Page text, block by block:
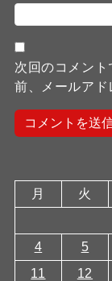
次回のコメン
前、メールアド
月
火
4
5
11
12